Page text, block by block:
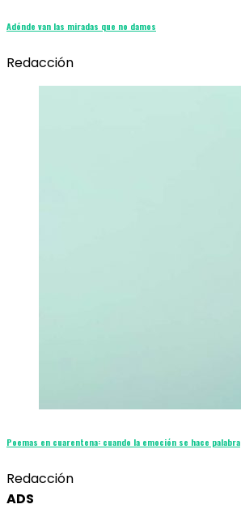
Adónde van las miradas que no damos
Redacción
Poemas en cuarentena: cuando la emoción se hace palabra
Redacción
ADS